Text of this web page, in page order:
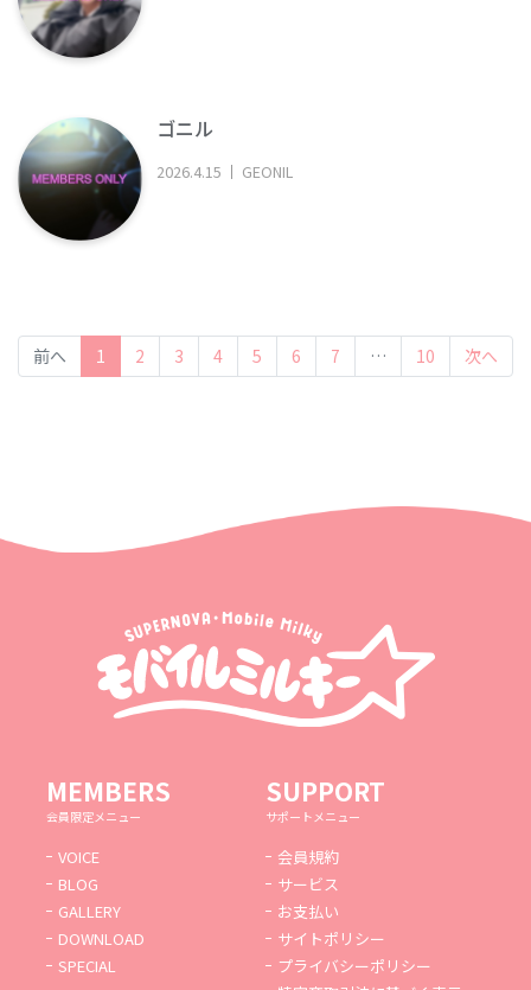
ゴニル
2026.4.15 GEONIL
前へ 1 (current)
2 3 4 5 6 7 … 10 次へ
MEMBERS
会員限定メニュー
VOICE
BLOG
GALLERY
DOWNLOAD
SPECIAL
SUPPORT
サポートメニュー
会員規約
サービス
お支払い
サイトポリシー
プライバシーポリシー